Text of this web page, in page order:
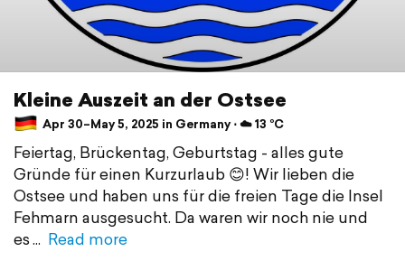
Kleine Auszeit an der Ostsee
Apr 30–May 5, 2025 in Germany ⋅ ☁️ 13 °C
Feiertag, Brückentag, Geburtstag - alles gute
Gründe für einen Kurzurlaub 😊! Wir lieben die
Ostsee und haben uns für die freien Tage die Insel
Fehmarn ausgesucht. Da waren wir noch nie und
es
Read more